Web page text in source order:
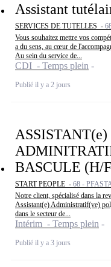
Assistant
SERVICES DE TUTELLES -
Vous souhaitez mettre vos
a du sens, au cœur de
Au sein du service de...
CDI - Temps plein
Publié il y a 2 jours
ASSISTANT(e)
BASCULE (H/
START PEOPLE - 68 -
Notre client, spécialisé dans la
Assistant(e) Administratif(ve)
dans le secteur de...
Intérim - Temps plein
Publié il y a 3 jours